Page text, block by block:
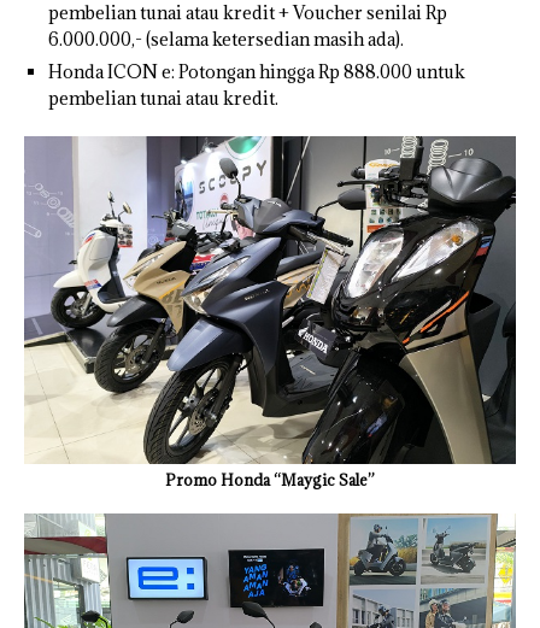
pembelian tunai atau kredit + Voucher senilai Rp
6.000.000,- (selama ketersedian masih ada).
Honda ICON e: Potongan hingga Rp 888.000 untuk
pembelian tunai atau kredit.
Promo Honda “Maygic Sale”